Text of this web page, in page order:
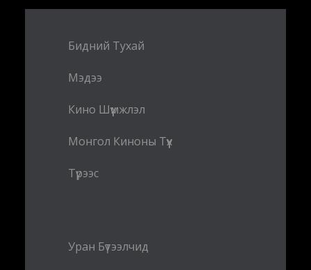
Бидний Тухай
Мэдээ
Кино Шүүмжлэл
Монгол Киноны Түүх
Түрээс
Уран Бүтээлчид